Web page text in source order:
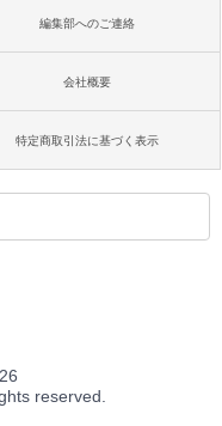
編集部へのご連絡
会社概要
特定商取引法に基づく表示
reserved.